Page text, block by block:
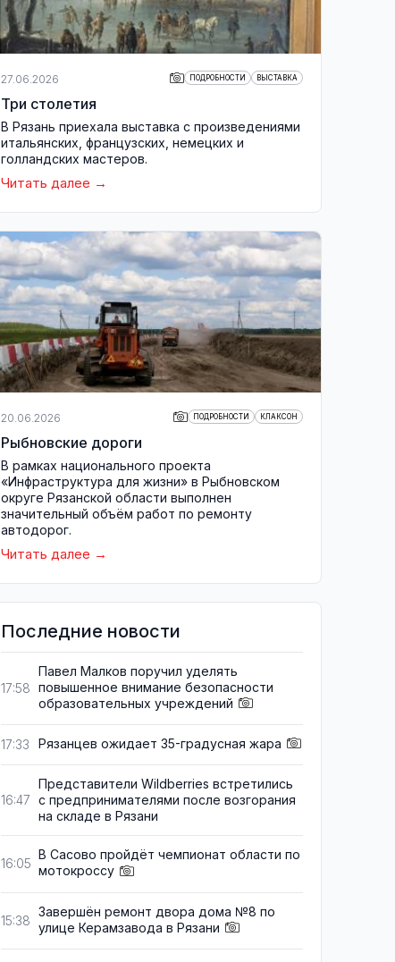
27.06.2026 ПОДРОБНОСТИ ВЫСТАВКА
Три столетия
В Рязань приехала выставка с произведениями
итальянских, французских, немецких и
голландских мастеров.
Читать далее
20.06.2026 ПОДРОБНОСТИ КЛАКСОН
Рыбновские дороги
В рамках национального проекта
«Инфраструктура для жизни» в Рыбновском
округе Рязанской области выполнен
значительный объём работ по ремонту
автодорог.
Читать далее
Последние новости
17:58
Павел Малков поручил уделять
повышенное внимание безопасности
образовательных учреждений
17:33 Рязанцев ожидает 35-градусная жара
16:47
Представители Wildberries встретились
с предпринимателями после возгорания
на складе в Рязани
16:05
В Сасово пройдёт чемпионат области по
мотокроссу
15:38
Завершён ремонт двора дома №8 по
улице Керамзавода в Рязани